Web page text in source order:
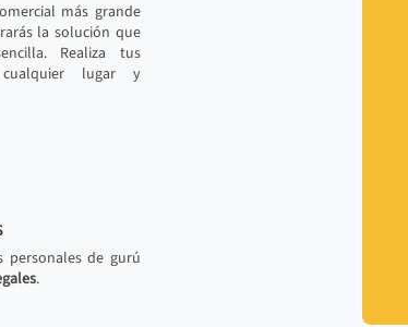
más grande
la solución que
Realiza tus
cualquier lugar y
de gurú
.